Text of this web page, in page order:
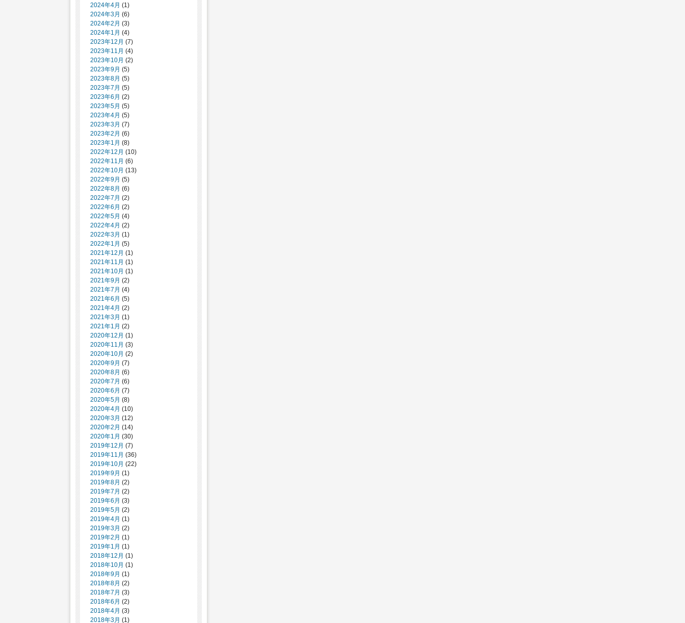
2024年4月 (1)
2024年3月 (6)
2024年2月 (3)
2024年1月 (4)
2023年12月 (7)
2023年11月 (4)
2023年10月 (2)
2023年9月 (5)
2023年8月 (5)
2023年7月 (5)
2023年6月 (2)
2023年5月 (5)
2023年4月 (5)
2023年3月 (7)
2023年2月 (6)
2023年1月 (8)
2022年12月 (10)
2022年11月 (6)
2022年10月 (13)
2022年9月 (5)
2022年8月 (6)
2022年7月 (2)
2022年6月 (2)
2022年5月 (4)
2022年4月 (2)
2022年3月 (1)
2022年1月 (5)
2021年12月 (1)
2021年11月 (1)
2021年10月 (1)
2021年9月 (2)
2021年7月 (4)
2021年6月 (5)
2021年4月 (2)
2021年3月 (1)
2021年1月 (2)
2020年12月 (1)
2020年11月 (3)
2020年10月 (2)
2020年9月 (7)
2020年8月 (6)
2020年7月 (6)
2020年6月 (7)
2020年5月 (8)
2020年4月 (10)
2020年3月 (12)
2020年2月 (14)
2020年1月 (30)
2019年12月 (7)
2019年11月 (36)
2019年10月 (22)
2019年9月 (1)
2019年8月 (2)
2019年7月 (2)
2019年6月 (3)
2019年5月 (2)
2019年4月 (1)
2019年3月 (2)
2019年2月 (1)
2019年1月 (1)
2018年12月 (1)
2018年10月 (1)
2018年9月 (1)
2018年8月 (2)
2018年7月 (3)
2018年6月 (2)
2018年4月 (3)
2018年3月 (1)